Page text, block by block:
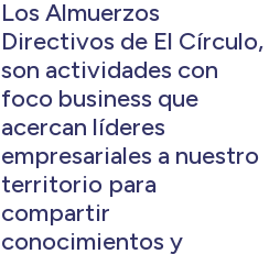
Los Almuerzos
Directivos de El Círculo,
son actividades con
foco business que
acercan líderes
empresariales a nuestro
territorio para
compartir
conocimientos y